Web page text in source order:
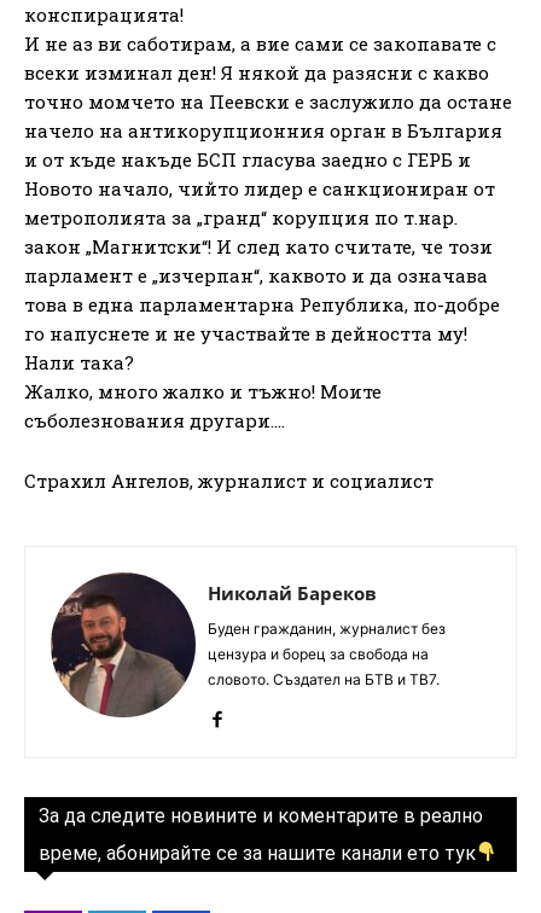
конспирацията!
И не аз ви саботирам, а вие сами се закопавате с
всеки изминал ден! Я някой да разясни с какво
точно момчето на Пеевски е заслужило да остане
начело на антикорупционния орган в България
и от къде накъде БСП гласува заедно с ГЕРБ и
Новото начало, чийто лидер е санкциониран от
метрополията за „гранд“ корупция по т.нар.
закон „Магнитски“! И след като считате, че този
парламент е „изчерпан“, каквото и да означава
това в една парламентарна Република, по-добре
го напуснете и не участвайте в дейността му!
Нали така?
Жалко, много жалко и тъжно! Моите
съболезнования другари….
Страхил Ангелов, журналист и социалист
Николай Бареков
Буден гражданин, журналист без
цензура и борец за свобода на
словото. Създател на БТВ и ТВ7.
За да следите новините и коментарите в реално
време, абонирайте се за нашите канали ето тук